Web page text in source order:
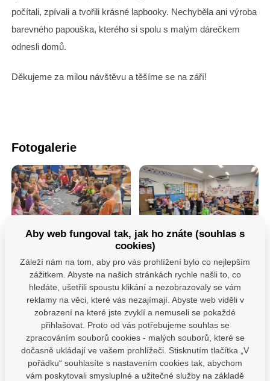
počítali, zpívali a tvořili krásné lapbooky. Nechyběla ani výroba
barevného papouška, kterého si spolu s malým dárečkem
odnesli domů.
Děkujeme za milou návštěvu a těšíme se na září!
Fotogalerie
Máte dotazy?
Kontaktujte nás
SDÍLEJTE:
Aby web fungoval tak, jak ho znáte (souhlas s
cookies)
Záleží nám na tom, aby pro vás prohlížení bylo co nejlepším
zážitkem. Abyste na našich stránkách rychle našli to, co
hledáte, ušetřili spoustu klikání a nezobrazovaly se vám
reklamy na věci, které vás nezajímají. Abyste web viděli v
zobrazení na které jste zvyklí a nemuseli se pokaždé
přihlašovat. Proto od vás potřebujeme souhlas se
zpracováním souborů cookies - malých souborů, které se
dočasně ukládají ve vašem prohlížeči. Stisknutím tlačítka „V
pořádku“ souhlasíte s nastavením cookies tak, abychom
vám poskytovali smysluplné a užitečné služby na základě